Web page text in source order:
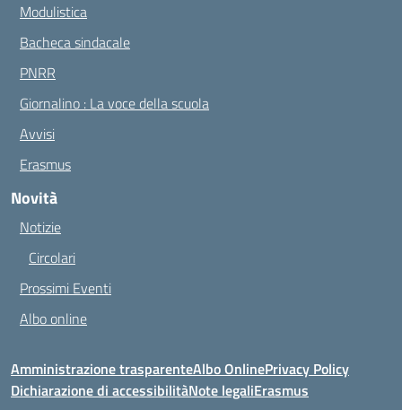
Modulistica
Bacheca sindacale
PNRR
Giornalino : La voce della scuola
Avvisi
Erasmus
Novità
Notizie
Circolari
Prossimi Eventi
Albo online
Amministrazione trasparenteAlbo OnlinePrivacy Policy
Dichiarazione di accessibilitàNote legaliErasmus